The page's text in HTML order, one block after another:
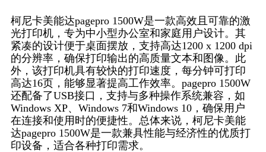
柯尼卡美能达pagepro 1500W是一款高效且可靠的激
光打印机，专为中小型办公室和家庭用户设计。其
紧凑的设计便于桌面摆放，支持高达1200 x 1200 dpi
的分辨率，确保打印输出的高质量文本和图像。此
外，该打印机具有较快的打印速度，每分钟可打印
高达16页，能够显著提高工作效率。pagepro 1500W
还配备了USB接口，支持与多种操作系统兼容，如
Windows XP、Windows 7和Windows 10，确保用户
在连接和使用时的便捷性。总体来说，柯尼卡美能
达pagepro 1500W是一款兼具性能与经济性的优质打
印设备，适合各种打印需求。